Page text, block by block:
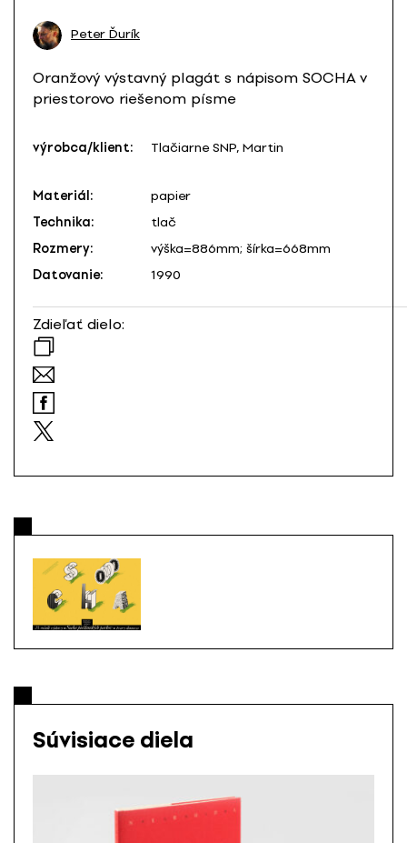
Peter Ďurík
Oranžový výstavný plagát s nápisom SOCHA v
priestorovo riešenom písme
výrobca/klient: Tlačiarne SNP, Martin
Materiál:
papier
Technika:
tlač
Rozmery:
výška=886mm; šírka=668mm
Datovanie:
1990
Zdieľať dielo:
Súvisiace diela